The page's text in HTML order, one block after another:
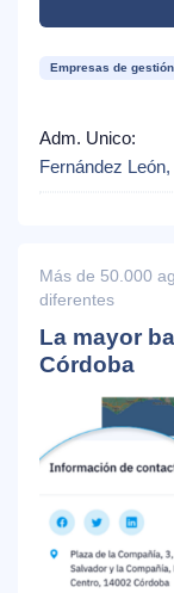
Empresas de
Adm. Unico:
Fernández
Más de 50.000
diferentes
La mayor
Córdoba